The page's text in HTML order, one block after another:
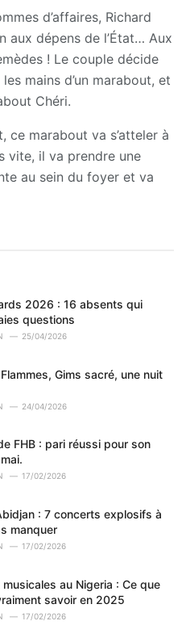
d’affaires, Richard
aux dépens de l’État… Aux
! Le couple décide
mains d’un marabout, et
Chéri.
ce marabout va s’atteler à
vite, il va prendre une
au sein du foyer et va
2026 : 16 absents qui
questions
25/04/2026
Gims sacré, une nuit
24/04/2026
FHB : pari réussi pour son
17/02/2026
: 7 concerts explosifs à
manquer
17/02/2026
au Nigeria : Ce que
savoir en 2025
17/02/2026